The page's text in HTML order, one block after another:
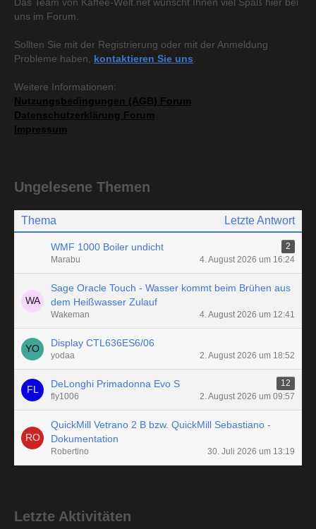
uns im Forum.
Sollten Sie mit der Registrierung oder mit der Anmeldung
Probleme haben, kontaktieren Sie uns
Weitere Informationen:
Nutzungsbedingungen (AGB) Forum
Datenschutzerklärung Forum
Impressum
Ungelesene Themen
Thema Letzte Antwort
WMF 1000 Boiler undicht
2
Marabu
4. August 2026 um 16:24
Sage Oracle Touch - Wasser kommt beim Brühen aus
dem Heißwasser Zulauf
Wakeman 4. August 2026 um 12:41
Display CTL636ES6/06
yodaa 2. August 2026 um 18:52
DeLonghi Primadonna Evo S
12
fly1006
2. August 2026 um 09:57
QuickMill Vetrano 2 B bzw. QuickMill Sebastiano -
Dokumentation
Robertino 30. Juli 2026 um 13:19
Letzte Aktivitäten